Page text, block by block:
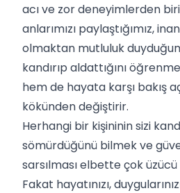
acı ve zor deneyimlerden
anlarımızı paylaştığımız,
olmaktan mutluluk
kandırıp aldattığını
hem de hayata karşı bakış
kökünden değiştirir.
Herhangi bir kişininin sizi
sömürdüğünü bilmek ve
sarsılması elbette çok
Fakat hayatınızı,